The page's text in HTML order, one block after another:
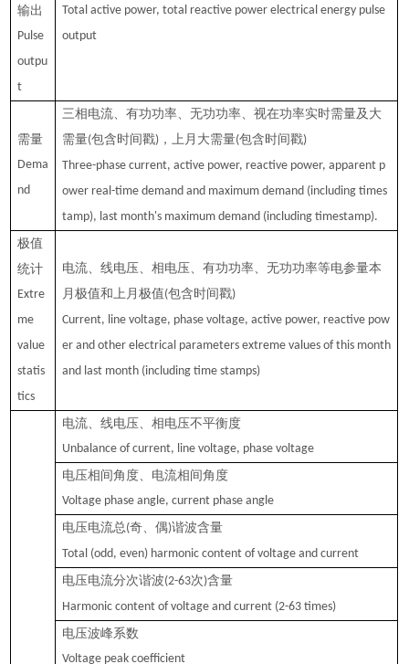
输出
Pulse
outpu
t
Total active power, total reactive power electrical energy pulse
output
需量
Dema
nd
三相电流、有功功率、无功功率、视在功率实时需量及大
需量(包含时间戳) ，上月大需量(包含时间戳)
Three-phase current, active power, reactive power, apparent p
ower real-time demand and maximum demand (including times
tamp), last month's maximum demand (including timestamp).
极值
统计
Extre
me
value
statis
tics
电流、线电压、相 电压、有功功率、无功功率等电参量本
月极值和上月极值(包含时间戳)
Current, line voltage, phase voltage, active power, reactive pow
er and other electrical parameters extreme values of this month
and last month (including time stamps)
电流、线电压、相 电压不平衡度
Unbalance of current, line voltage, phase voltage
电压相间角度、电流相间角度
Voltage phase angle, current phase angle
电压电流总(奇、偶)谐波含量
Total (odd, even) harmonic content of voltage and current
电压电流分次谐波(2-63次)含量
Harmonic content of voltage and current (2-63 times)
电压波峰系数
Voltage peak coefficient